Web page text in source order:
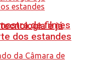
de filmes
e já
dos estandes